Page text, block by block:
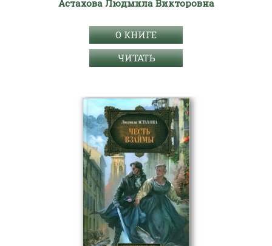
Астахова Людмила Викторовна
О КНИГЕ
ЧИТАТЬ